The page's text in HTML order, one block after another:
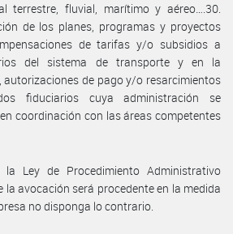
terrestre, fluvial, marítimo y aéreo….30.
de los planes, programas y proyectos
de tarifas y/o subsidios a
del sistema de transporte y en la
de pago y/o resarcimientos
fiduciarios cuya administración se
coordinación con las áreas competentes
Ley de Procedimiento Administrativo
la avocación será procedente en la medida
no disponga lo contrario.